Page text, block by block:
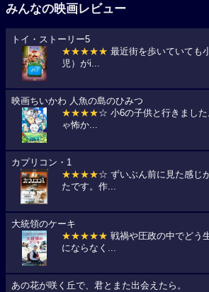
みんなの映画レビュー
トイ・ストーリー5
★★★★★ 最近街を歩いていても
児）がi...
映画ちいかわ 人魚の島のひみつ
★★★★☆ 小6の子供と行きまし
ゃ怖か...
カプリコン・1
★★★★☆ ずいぶん前に見た感じ
たです。作...
大統領のケーキ
★★★★★ 戦禍や圧政の中でどう
にならなく...
あの花が咲く丘で、君とまた出会えたら。